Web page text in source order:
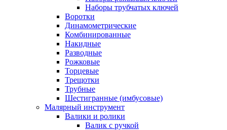
Наборы трубчатых ключей
Воротки
Динамометрические
Комбинированные
Накидные
Разводные
Рожковые
Торцевые
Трещотки
Трубные
Шестигранные (имбусовые)
Малярный инструмент
Валики и ролики
Валик с ручкой